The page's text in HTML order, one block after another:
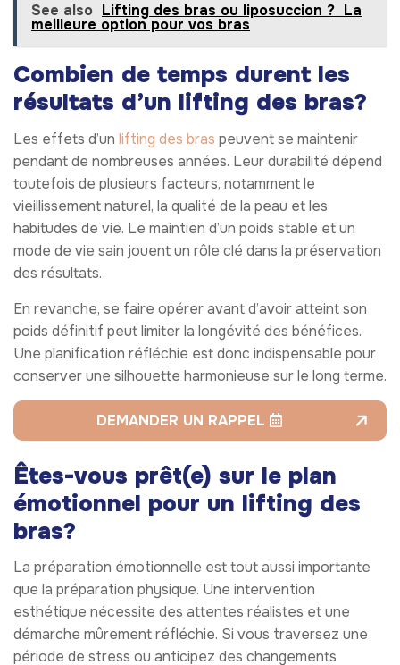
See also Lifting des bras ou liposuccion ? La
meilleure option pour vos bras
Combien de temps durent les
résultats d’un lifting des bras?
Les effets d’un lifting des bras peuvent se maintenir
pendant de nombreuses années. Leur durabilité dépend
toutefois de plusieurs facteurs, notamment le
vieillissement naturel, la qualité de la peau et les
habitudes de vie. Le maintien d’un poids stable et un
mode de vie sain jouent un rôle clé dans la préservation
des résultats.
En revanche, se faire opérer avant d’avoir atteint son
poids définitif peut limiter la longévité des bénéfices.
Une planification réfléchie est donc indispensable pour
conserver une silhouette harmonieuse sur le long terme.
DEMANDER UN RAPPEL
Êtes-vous prêt(e) sur le plan
émotionnel pour un lifting des
bras?
La préparation émotionnelle est tout aussi importante
que la préparation physique. Une intervention
esthétique nécessite des attentes réalistes et une
démarche mûrement réfléchie. Si vous traversez une
période de stress ou anticipez des changements